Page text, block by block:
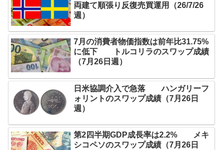
両建て順張り反復売買運用（26/7/26
週）
7月の消費者物価指数は前年比31.75%
に低下 トルコリラのスワップ成績
（7月26日週）
日米協調介入で急落 ハンガリーフ
ォリントのスワップ成績（7月26日
週）
第2四半期GDP成長率は2.2% メキ
シコペソのスワップ成績（7月26日